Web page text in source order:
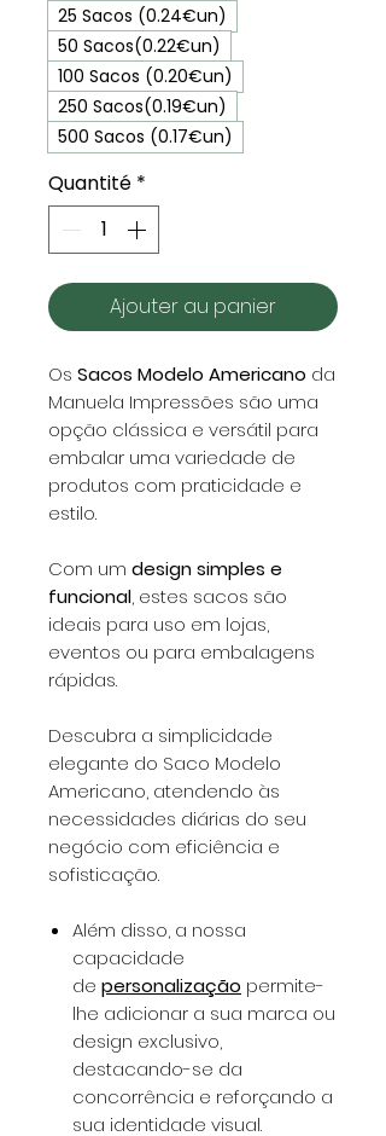
25 Sacos (0.24€un)
50 Sacos(0.22€un)
100 Sacos (0.20€un)
250 Sacos(0.19€un)
500 Sacos (0.17€un)
Quantité *
Ajouter au panier
Os Sacos Modelo Americano da
Manuela Impressões são uma
opção clássica e versátil para
embalar uma variedade de
produtos com praticidade e
estilo.
Com um design simples e
funcional, estes sacos são
ideais para uso em lojas,
eventos ou para embalagens
rápidas.
Descubra a simplicidade
elegante do Saco Modelo
Americano, atendendo às
necessidades diárias do seu
negócio com eficiência e
sofisticação.
Além disso, a nossa
capacidade
de personalização permite-
lhe adicionar a sua marca ou
design exclusivo,
destacando-se da
concorrência e reforçando a
sua identidade visual.